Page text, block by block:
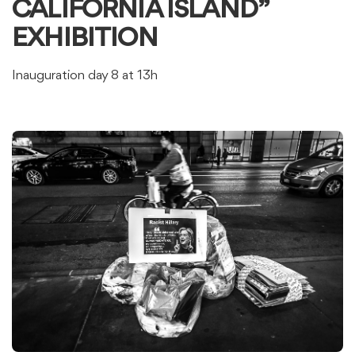
CALIFORNIA ISLAND”
EXHIBITION
Inauguration day 8 at 13h